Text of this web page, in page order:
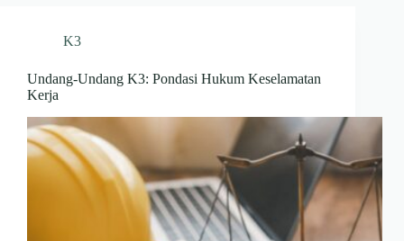
K3
Undang-Undang K3: Pondasi Hukum Keselamatan
Kerja